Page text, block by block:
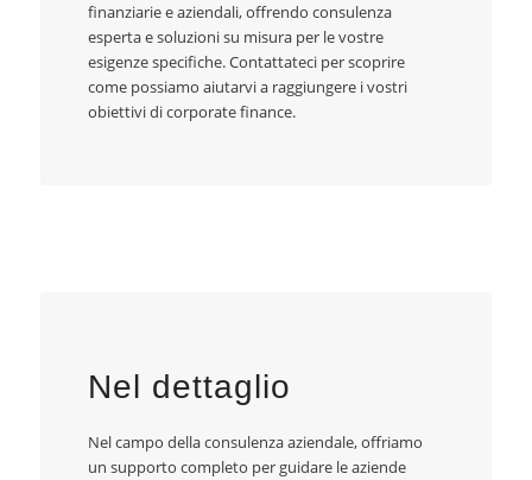
finanziarie e aziendali, offrendo consulenza
esperta e soluzioni su misura per le vostre
esigenze specifiche. Contattateci per scoprire
come possiamo aiutarvi a raggiungere i vostri
obiettivi di corporate finance.
Nel dettaglio
Nel campo della consulenza aziendale, offriamo
un supporto completo per guidare le aziende